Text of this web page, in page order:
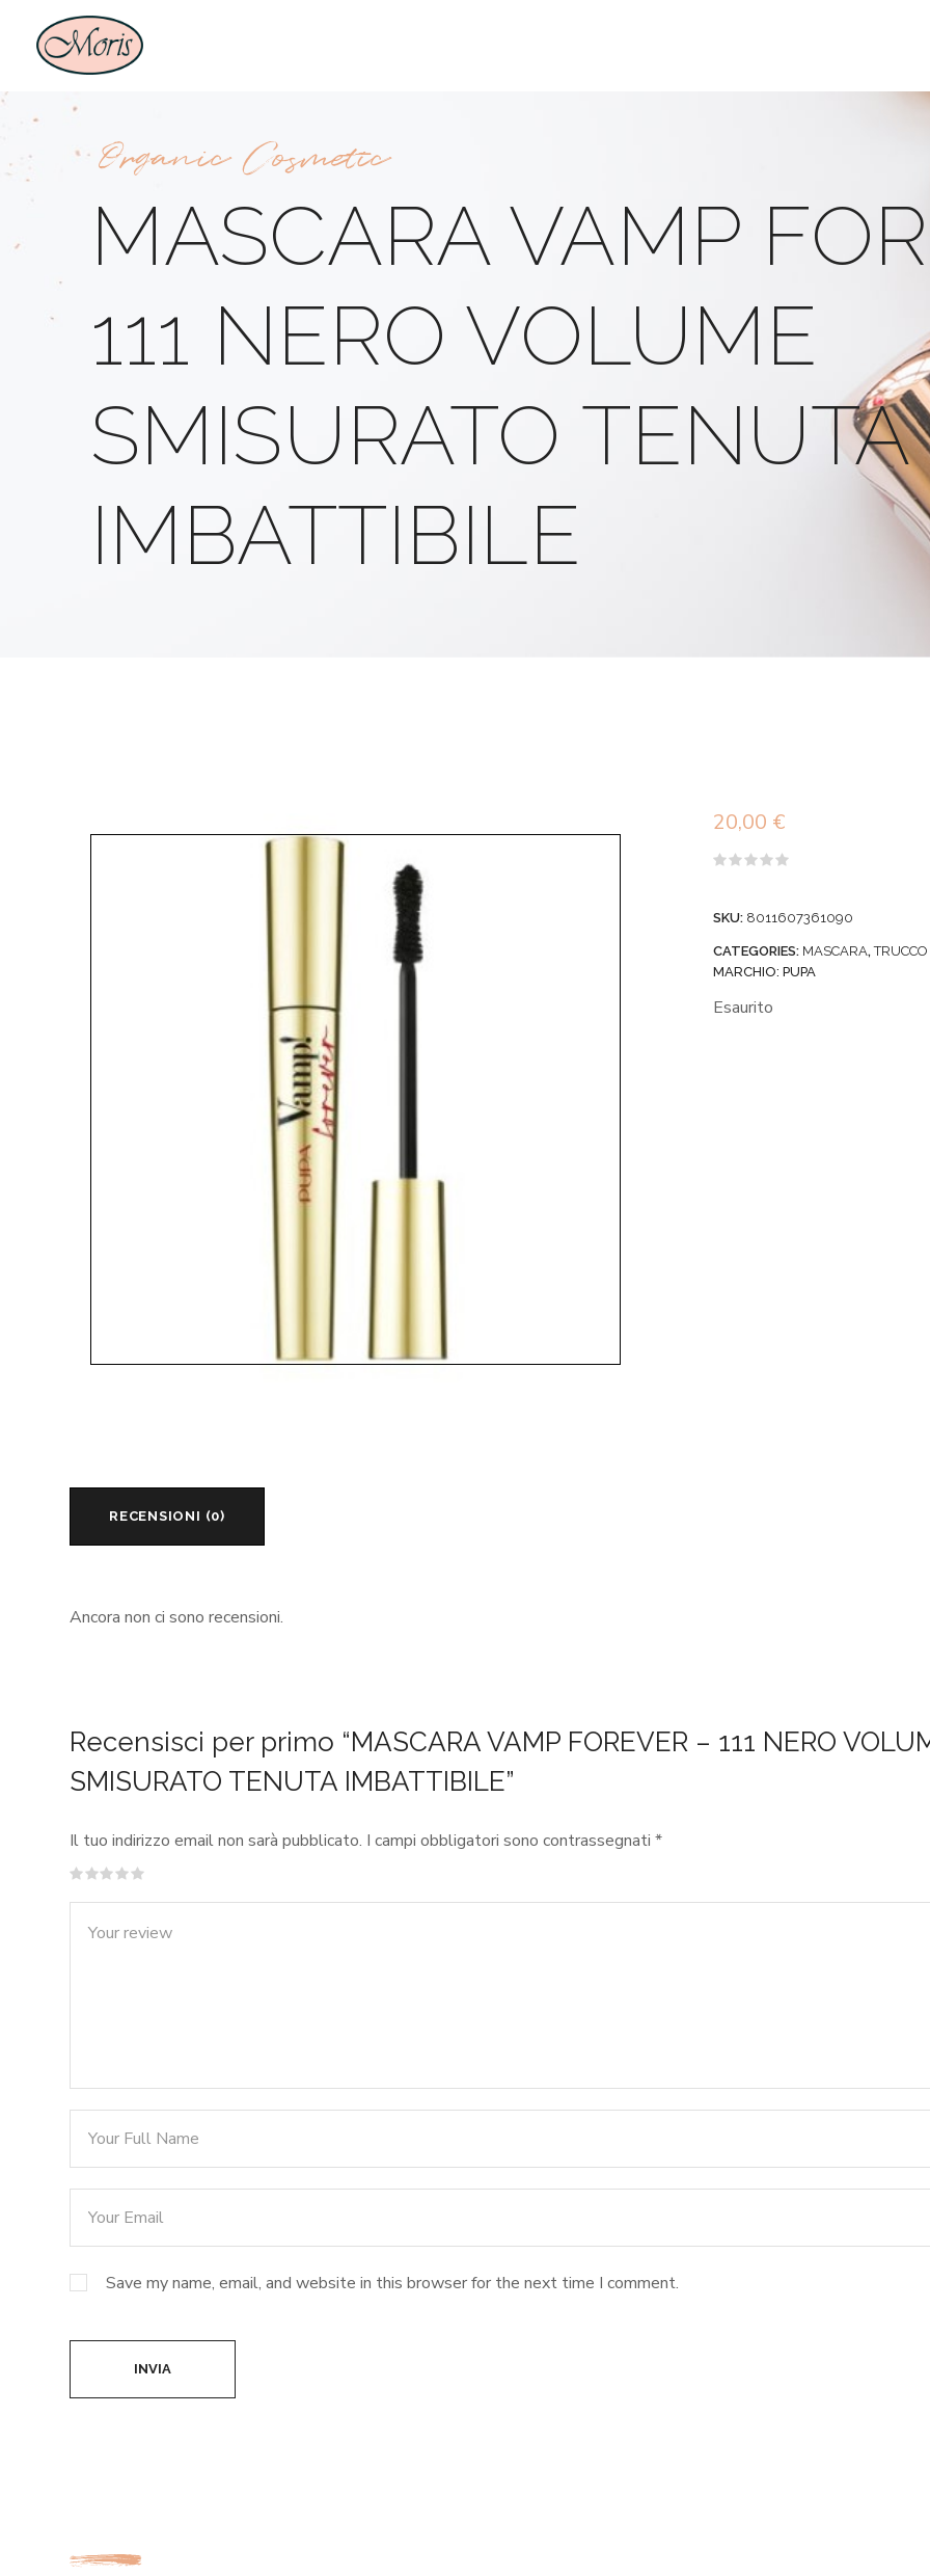
Organic Cosmetic
MASCARA VAMP
111 NERO VOLUME
SMISURATO TENUTA
IMBATTIBILE
20,00 €
5
SKU: 8011607361090
CATEGORIES: MASCARA,TRUCCO
MARCHIO: PUPA
Esaurito
RECENSIONI (0)
Ancora non ci sono recensioni.
Recensisci per primo “MASCARA VAMP FOREVER – 111 NERO
SMISURATO TENUTA IMBATTIBILE”
Il tuo indirizzo email non sarà pubblicato. I campi obbligatori sono contrassegnati *
Save my name, email, and website in this browser for the next time I comment.
INVIA